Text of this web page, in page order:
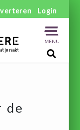
Login
MENU
de